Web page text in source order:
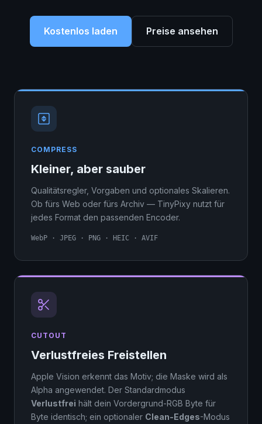
Kostenlos laden Preise ansehen
COMPRESS
Kleiner, aber sauber
Qualitätsregler, Vorgaben und optionales Skalieren.
Ob fürs Web oder fürs Archiv — TinyPixy nutzt für
jedes Format den passenden Encoder.
WebP · JPEG · PNG · HEIC · AVIF
CUTOUT
Verlustfreies Freistellen
Apple Vision erkennt das Motiv; die Maske wird als
Alpha angewendet. Der Standardmodus
Verlustfrei hält dein Vordergrund-RGB Byte für
Byte identisch; ein optionaler Clean-Edges-Modus